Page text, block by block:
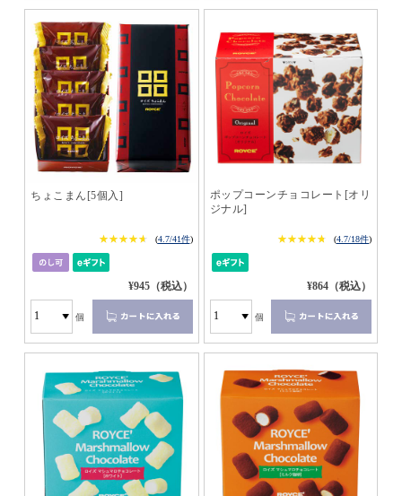
ちょこまん[5個入]
★★★★★
★★★★★ (4.7/41件)
¥945（税込）
個
ポップコーンチョコレート[オリ
ジナル]
★★★★★
★★★★★ (4.7/18件)
¥864（税込）
個